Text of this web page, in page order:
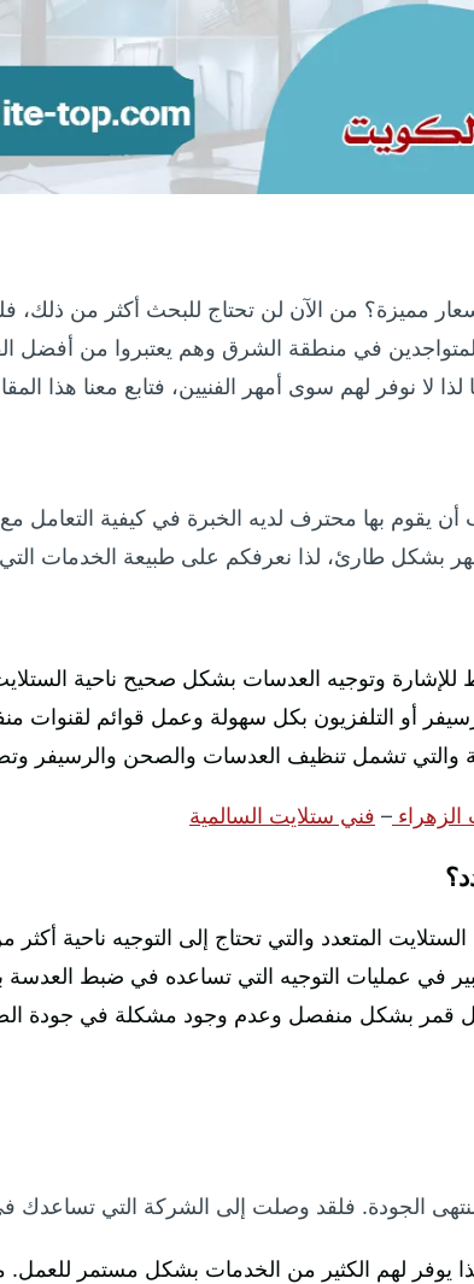
مميزة؟ من الآن لن تحتاج للبحث أكثر من
في منطقة الشرق وهم يعتبروا من أفضل
لذا لا نوفر لهم سوى أمهر الفنيين، فتابع معنا هذا
أن يقوم بها محترف لديه الخبرة في كيفية التعامل
بشكل طارئ، لذا نعرفكم على طبيعة الخدمات التي
للإشارة وتوجيه العدسات بشكل صحيح ناحية
أو التلفزيون بكل سهولة وعمل قوائم لقنوات
والتي تشمل تنظيف العدسات والصحن والرسيفر
– فني ستلايت السالمية
المتعدد والتي تحتاج إلى التوجيه ناحية
خبير في عمليات التوجيه التي تساعده في ضبط
قمر بشكل منفصل وعدم وجود مشكلة في جودة
الجودة. فلقد وصلت إلى الشركة التي تساعدك في
فهذا يوفر لهم الكثير من الخدمات بشكل مستمر